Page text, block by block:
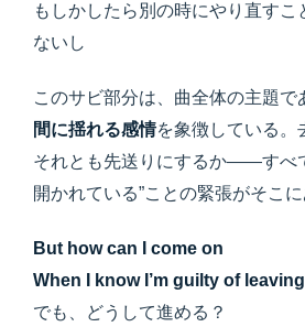
もしかしたら別の時にやり直す
ないし
このサビ部分は、曲全体の主題で
間に揺れる感情を象徴している。
それとも先送りにするか——すべ
開かれている”ことの緊張がそこに
But how can I come on
When I know I’m guilty of
でも、どうして進める？